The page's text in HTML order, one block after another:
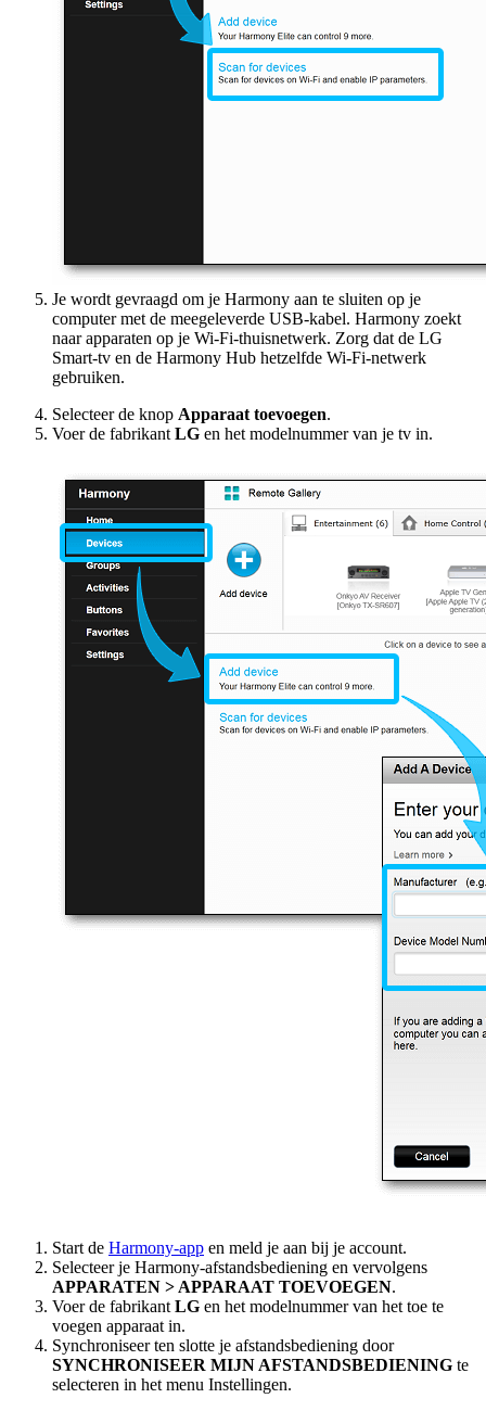
Je wordt gevraagd om je Harmony aan te sluiten op je
computer met de meegeleverde USB-kabel. Harmony zoekt
naar apparaten op je Wi-Fi-thuisnetwerk. Zorg dat de LG
Smart-tv en de Harmony Hub hetzelfde Wi-Fi-netwerk
gebruiken.
Selecteer de knop Apparaat toevoegen.
Voer de fabrikant LG en het modelnummer van je tv in.
Start de Harmony-app en meld je aan bij je account.
Selecteer je Harmony-afstandsbediening en vervolgens
APPARATEN > APPARAAT TOEVOEGEN.
Voer de fabrikant LG en het modelnummer van het toe te
voegen apparaat in.
Synchroniseer ten slotte je afstandsbediening door
SYNCHRONISEER MIJN AFSTANDSBEDIENING te
selecteren in het menu Instellingen.